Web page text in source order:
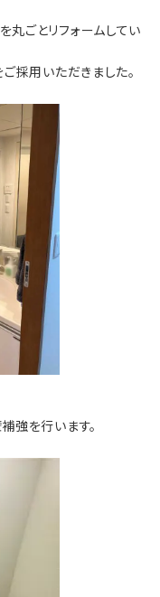
ごとリフォームしてい
採用いただきました。
強を行います。